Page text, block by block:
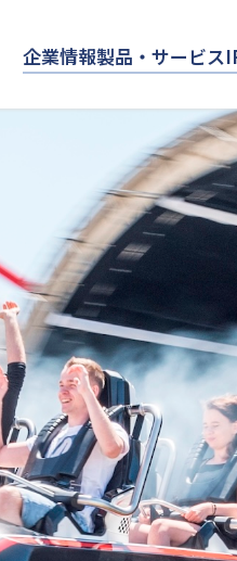
企業情報製品・サービス